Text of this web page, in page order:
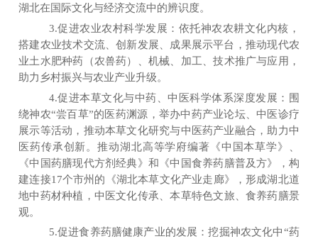
湖北在国际文化与经济交流中的辨识度。
3.促进农业农村科学发展：依托神农农耕文化内核，
搭建农业技术交流、创 新发展、成果展示平台，推动现代农
业土 水肥种药（农兽药） 、机械 、加工、技术推广与应用，
助力乡村振兴与农业产业升级。
4.促进本草文化与中药、中医科学体系深度发展：围
绕神农“尝百草”的医药渊源，举办中药产业论坛、中医诊疗
展示等活动，推动本草文化研究与中医药产业融合，助力中
医药传承创新。推动湖北高等学 府编著《中国本草学》
《中 国药膳现代方剂经典》 和 《中 国食养药膳普及方》
，构
建连接17个市州的《湖北本草文化产业走廊》 ， 形成湖北道
地中药材种植，中医文化传承 、本草特色文旅、食养药膳景
观。
5.促进食养药膳健康产业的发展：挖掘神农文化中“药